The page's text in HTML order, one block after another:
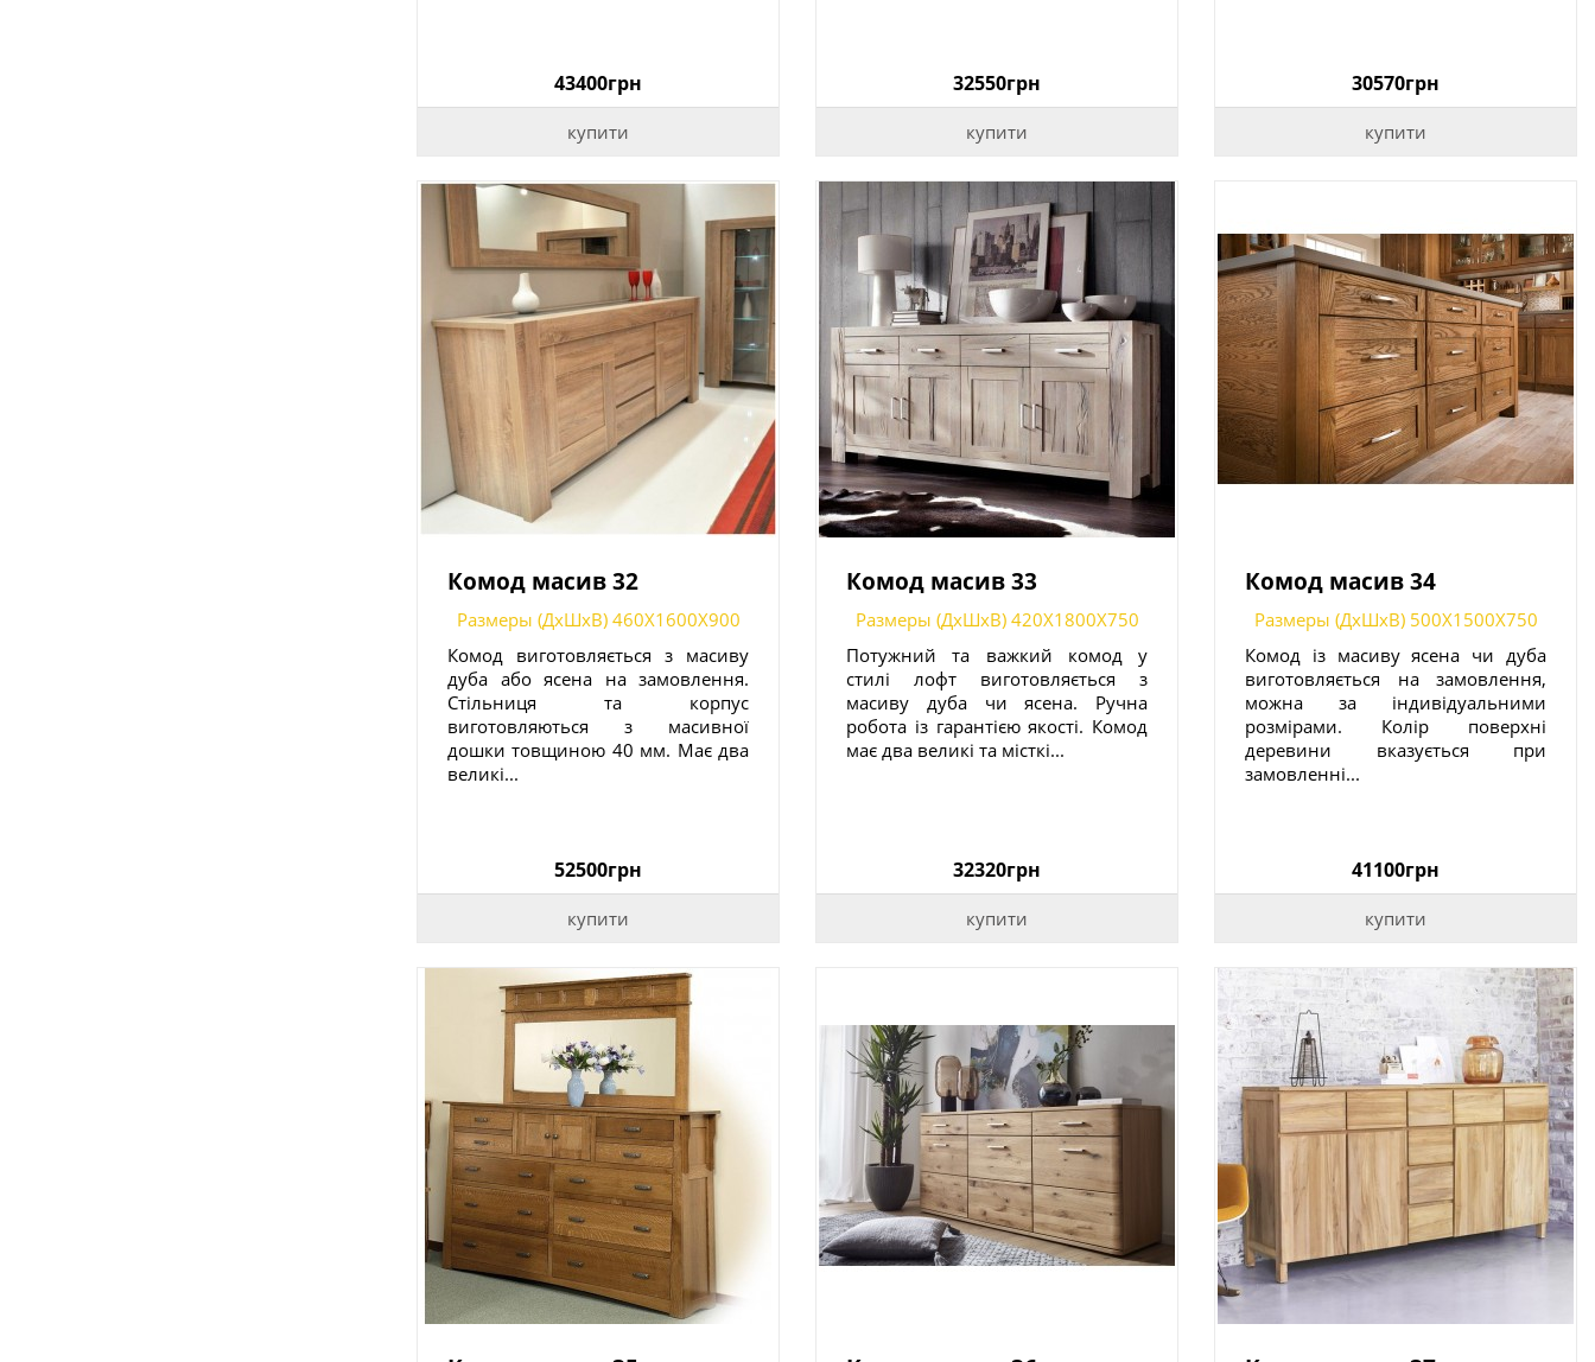
43400грн
купити
32550грн
купити
30570грн
купити
Комод масив 32
Размеры (ДxШxВ) 460X1600X900
Комод виготовляється з масиву
дуба або ясена на замовлення.
Стільниця та корпус
виготовляються з масивної
дошки товщиною 40 мм. Має два
великі...
52500грн
купити
Комод масив 33
Размеры (ДxШxВ) 420X1800X750
Потужний та важкий комод у
стилі лофт виготовляється з
масиву дуба чи ясена. Ручна
робота із гарантією якості. Комод
має два великі та місткі...
32320грн
купити
Комод масив 34
Размеры (ДxШxВ) 500X1500X750
Комод із масиву ясена чи дуба
виготовляється на замовлення,
можна за індивідуальними
розмірами. Колір поверхні
деревини вказується при
замовленні...
41100грн
купити